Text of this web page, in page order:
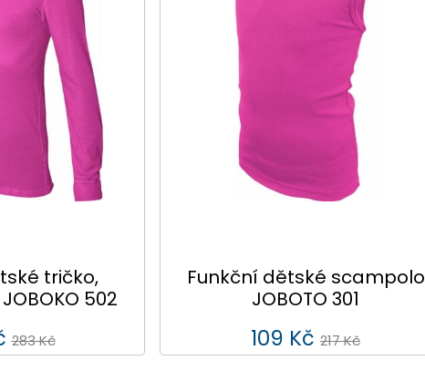
tričko,
502
283 Kč
Funkční dětské scampolo
JOBOTO 301
109 Kč 217 Kč